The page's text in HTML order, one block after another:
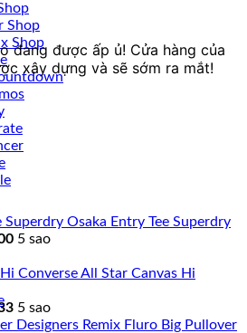
Shop
Shop
đang được ấp ủ! Cửa hàng của
xây dựng và sẽ sớm ra mắt!
Osaka Entry Tee Superdry
5 sao
All Star Canvas Hi
5 sao
Fluro Big Pullover